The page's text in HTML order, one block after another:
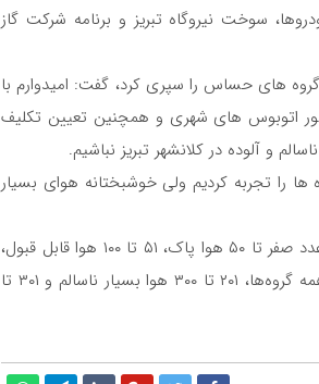
سوخت نیروگاه تبریز و برنامه شرکت گاز
در سال گذشته که ۴۴ روز ناسالم برای گروه های حساس را سپری کرد، گفت: امیدوارم با
اتوبوس های شهری و همچنین تعیین تکلیف
و آلوده در کلانشهر تبریز نباشیم.
را تجربه کردیم ولی خوشبختانه هوای بسیار
بر اساس طبقه‌بندی پنج‌گانه انجام گرفته در شاخص کیفیت هوا (AQI) از عدد صفر تا ۵۰ هوا پاک، ۵۱ تا ۱۰۰ هوا قابل قبول،
۱۰۱ تا ۱۵۰ هوا ناسالم برای گروه‌های حساس، ۱۵۱ تا ۲۰۰ هوا ناسالم برای همه گروه‌ها، ۲۰۱ تا ۳۰۰ هوا بسیار ناسالم و ۳۰۱ تا